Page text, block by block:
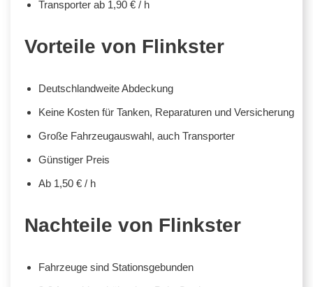
Transporter ab 1,90 € / h
Vorteile von Flinkster
Deutschlandweite Abdeckung
Keine Kosten für Tanken, Reparaturen und Versicherung
Große Fahrzeugauswahl, auch Transporter
Günstiger Preis
Ab 1,50 € / h
Nachteile von Flinkster
Fahrzeuge sind Stationsgebunden